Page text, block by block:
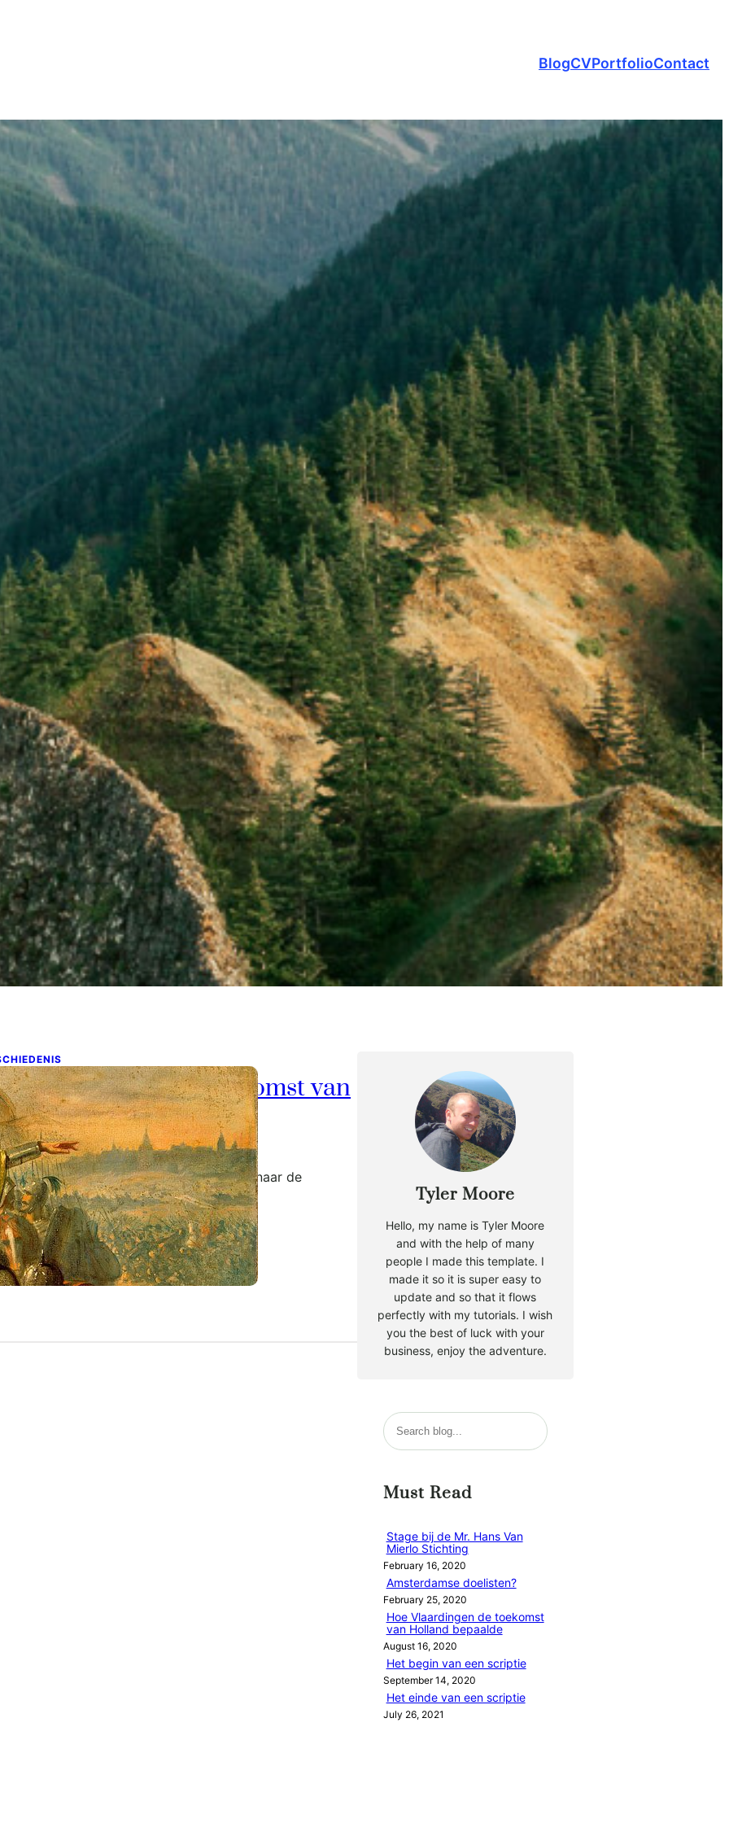
BlogCVPortfolioContact
Vlaardingen de toekomst van
bepaalde
16, 2020
is 29 juli 1018. Graaf Dirk de Derde kijkt naar de
troepen van de Duitse keizer,…
Tyler Moore
Hello, my name is Tyler Moore
and with the help of many
people I made this template. I
made it so it is super easy to
update and so that it flows
perfectly with my tutorials. I wish
you the best of luck with your
business, enjoy the adventure.
S
e
r
h
Must Read
Stage bij de Mr. Hans Van
Mierlo Stichting
February 16, 2020
Amsterdamse doelisten?
February 25, 2020
Hoe Vlaardingen de toekomst
van Holland bepaalde
August 16, 2020
Het begin van een scriptie
September 14, 2020
Het einde van een scriptie
July 26, 2021